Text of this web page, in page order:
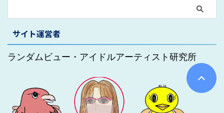
サイト運営者
ランダムビュー・アイドルアーティスト研究所